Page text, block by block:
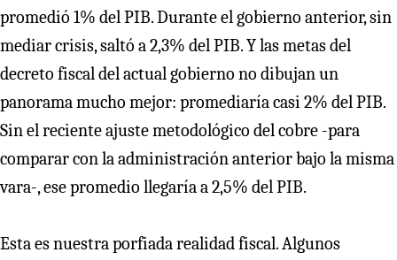
promedió 1% del PIB. Durante el gobierno anterior, sin
mediar crisis, saltó a 2,3% del PIB. Y las metas del
decreto fiscal del actual gobierno no dibujan un
panorama mucho mejor: promediaría casi 2% del PIB.
Sin el reciente ajuste metodológico del cobre -para
comparar con la administración anterior bajo la misma
vara-, ese promedio llegaría a 2,5% del PIB.
Esta es nuestra porfiada realidad fiscal. Algunos